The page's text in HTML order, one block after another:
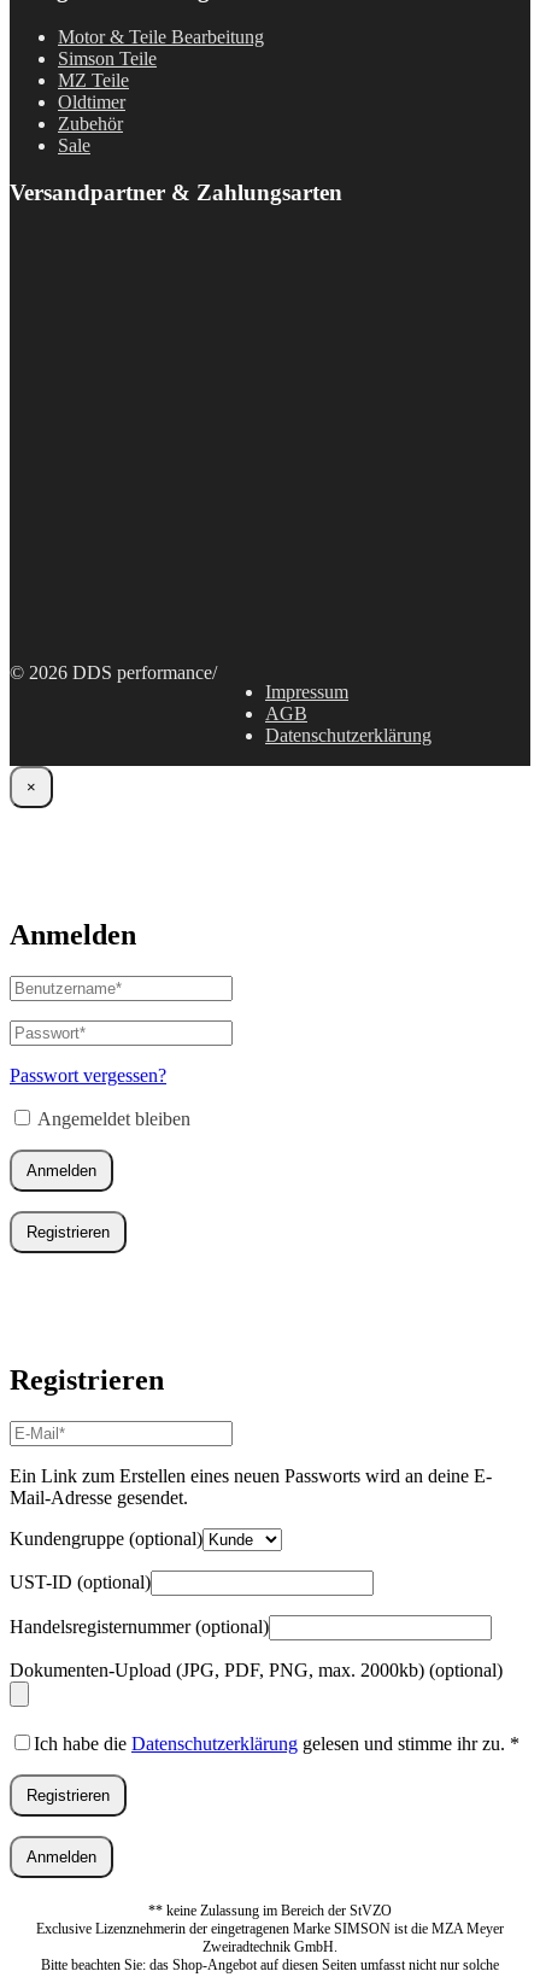
Motor & Teile Bearbeitung
Simson Teile
MZ Teile
Oldtimer
Zubehör
Sale
Versandpartner & Zahlungsarten
© 2026 DDS performance/
Impressum
AGB
Datenschutzerklärung
×
Anmelden
Benutzername
oder
E-
Mail-
Adresse*
Passwort*
Erforderlich
Passwort vergessen?
Angemeldet bleiben
Anmelden
Registrieren
Registrieren
E-
Mail-
Adresse*
Erforderlich
Ein Link zum Erstellen eines neuen Passworts wird an deine E-
Mail-Adresse gesendet.
Kundengruppe (optional)
UST-ID (optional)
Handelsregisternummer(optional)
Dokumenten-Upload (JPG, PDF, PNG, max. 2000kb) (optional)
Ich habe die Datenschutzerklärung gelesen und stimme ihr zu. *
Registrieren
Anmelden
** keine Zulassung im Bereich der StVZO
Exclusive Lizenznehmerin der eingetragenen Marke SIMSON ist die MZA Meyer
Zweiradtechnik GmbH.
Bitte beachten Sie: das Shop-Angebot auf diesen Seiten umfasst nicht nur solche